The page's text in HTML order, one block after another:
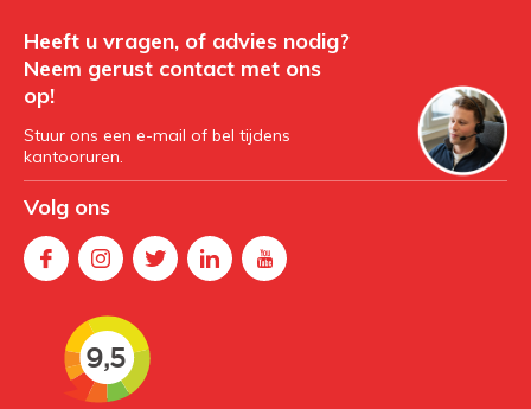
Heeft u vragen, of advies nodig?
Neem gerust contact met ons
op!
Stuur ons een e-mail of bel tijdens
kantooruren.
Volg ons